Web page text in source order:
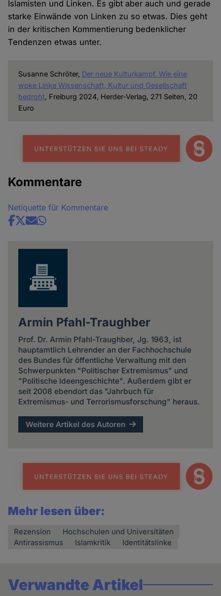
Islamisten und Linken. Es gibt aber auch und gerade
starke Einwände von Linken zu so etwas. Dies geht
in der kritischen Kommentierung bedenklicher
Tendenzen etwas unter.
Susanne Schröter, Der neue Kulturkampf. Wie eine
woke Linke Wissenschaft, Kultur und Gesellschaft
bedroht, Freiburg 2024, Herder-Verlag, 271 Seiten, 20
Euro
Kommentare
Netiquette für Kommentare
Share
Armin Pfahl-Traughber
Prof. Dr. Armin Pfahl-Traughber, Jg. 1963, ist
hauptamtlich Lehrender an der Fachhochschule
des Bundes für öffentliche Verwaltung mit den
Schwerpunkten "Politischer Extremismus" und
"Politische Ideengeschichte". Außerdem gibt er
seit 2008 ebendort das "Jahrbuch für
Extremismus- und Terrorismusforschung" heraus.
Weitere Artikel des Autoren
Mehr lesen über:
Rezension
Hochschulen und Universitäten
Antirassismus
Islamkritik Identitätslinke
Verwandte Artikel